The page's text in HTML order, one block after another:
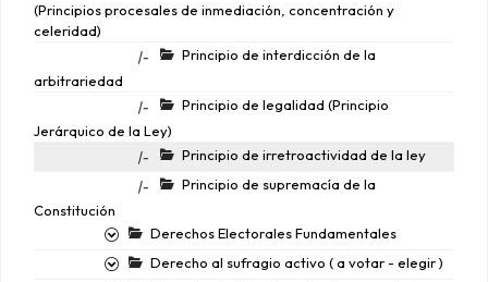
(Principios procesales de inmediación, concentración y
celeridad)
|-
Principio de interdicción de la
arbitrariedad
|-
Principio de legalidad (Principio
Jerárquico de la Ley)
|-
Principio de irretroactividad de la ley
|-
Principio de supremacía de la
Constitución
Derechos Electorales Fundamentales
Derecho al sufragio activo ( a votar - elegir )